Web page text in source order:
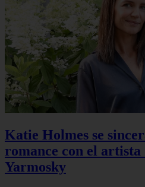
Katie Holmes se
romance con el artista
Yarmosky